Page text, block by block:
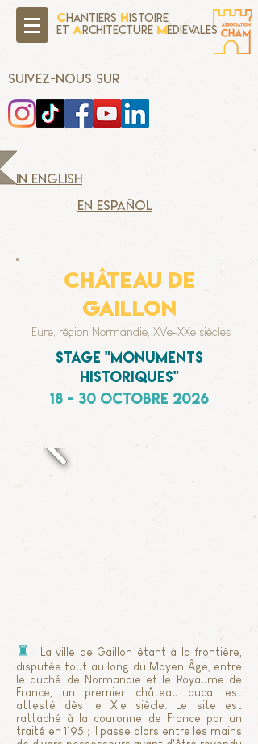
Chantiers Histoire
Et Architecture Médiévales
SUIVEZ-NOUS SUR
in english
en español
château de
gaillon
Eure, région Normandie, XVe-XXe siècles
Stage "monuments
historiques"
18 - 30 octobre 2026
♜
La ville de Gaillon étant à la frontière,
disputée tout au long du Moyen Âge, entre
le duché de Normandie et le Royaume de
France, un premier château ducal est
attesté dès le XIe siècle. Le site est
rattaché à la couronne de France par un
traité en 1195 ; il passe alors entre les mains